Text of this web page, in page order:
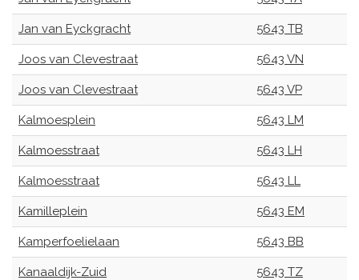
Jan van Eyckgracht 5643 TB
Joos van Clevestraat 5643 VN
Joos van Clevestraat 5643 VP
Kalmoesplein 5643 LM
Kalmoesstraat 5643 LH
Kalmoesstraat 5643 LL
Kamilleplein 5643 EM
Kamperfoelielaan 5643 BB
Kanaaldijk-Zuid 5643 TZ